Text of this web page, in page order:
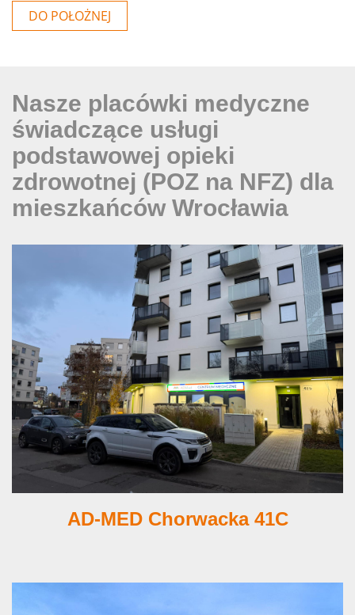
DO POŁOŻNEJ
Nasze placówki medyczne
świadczące usługi
podstawowej opieki
zdrowotnej (POZ na NFZ) dla
mieszkańców Wrocławia
AD-MED Chorwacka 41C